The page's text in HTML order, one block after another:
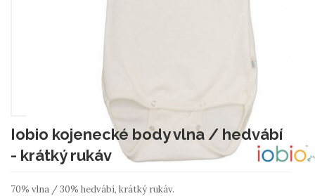
Iobio kojenecké body vlna / hedvábí
- krátký rukáv
70% vlna / 30% hedvábí, krátký rukáv.